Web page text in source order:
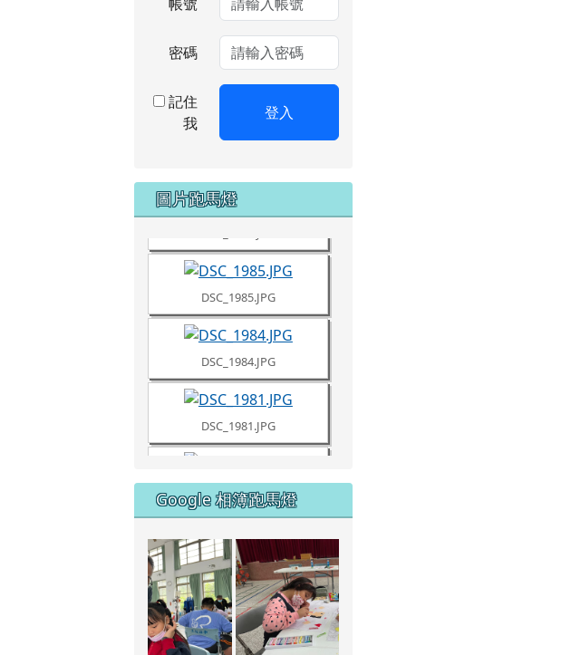
密碼
記住
我
登入
圖片跑馬燈
DSC_1987.JPG
DSC_1986.JPG
DSC_1985.JPG
DSC_1984.JPG
DSC_1981.JPG
DSC_1960.JPG
Google 相簿跑馬燈